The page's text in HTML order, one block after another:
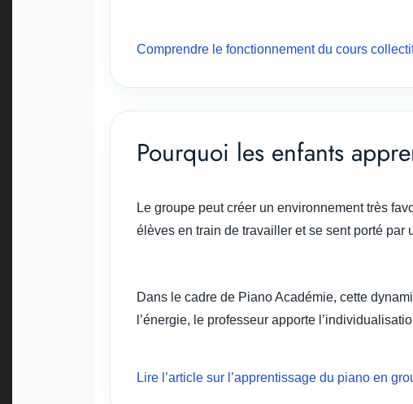
Comprendre le fonctionnement du cours
Pourquoi les enfants
Le groupe peut créer un environnement très
élèves en train de travailler et se sent porté par
Dans le cadre de Piano Académie, cette
l’énergie, le professeur apporte
Lire l’article sur l’apprentissage du piano en